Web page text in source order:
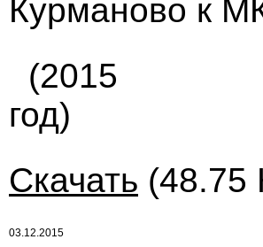
Курманово к
(2015
год)
Скачать (48.75
03.12.2015